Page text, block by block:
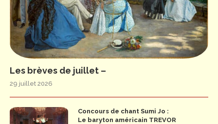
Les brèves de juillet –
29 juillet 2026
Concours de chant Sumi Jo :
Le baryton américain TREVOR